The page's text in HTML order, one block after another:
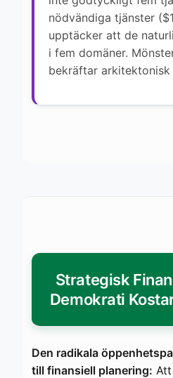
nödvändiga tjänster
upptäcker att de
i fem domäner.
bekräftar arkitektonisk
Strategisk
Demokrati
Den radikala
till finansiell planering: